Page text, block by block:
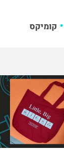
קומיקס